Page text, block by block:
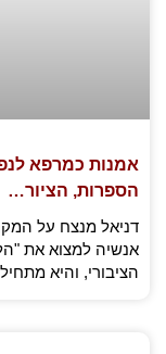
אמנות כמרפא
הספרות, הציור…
דניאל מנצח על
אנשיה למצוא את
הציבורי, והיא